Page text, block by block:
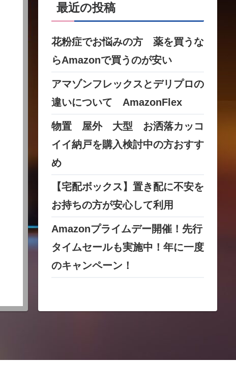
最近の投稿
花粉症でお悩みの方 薬を買うな
らAmazonで買うのが安い
アマゾンフレックスとデリプロの
違いについて AmazonFlex
物置 屋外 大型 お洒落カッコ
イイ納戸を購入検討中の方おすす
め
【宅配ボックス】置き配に不安を
お持ちの方が安心して利用
Amazonプライムデー開催！先行
タイムセールも実施中！年に一度
のキャンペーン！